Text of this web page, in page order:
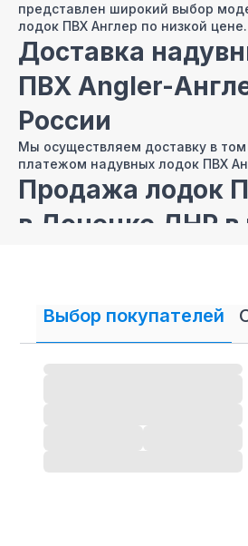
представлен широкий выбор
лодок ПВХ Англер по низкой цене.
Доставка
ПВХ Angler-
России
Мы осуществляем доставку в
платежом надувных лодок ПВХ
Продажа лодок
в Донецке ДНР в
Выбор покупателей